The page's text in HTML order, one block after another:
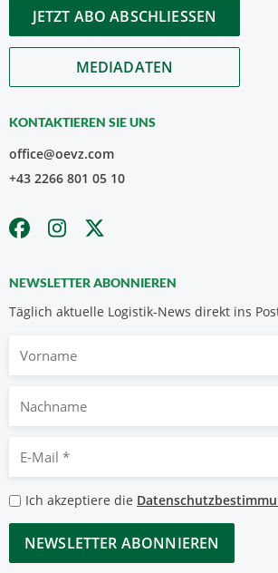
JETZT ABO ABSCHLIESSEN
MEDIADATEN
KONTAKTIEREN SIE UNS
office@oevz.com
+43 2266 801 05 10
NEWSLETTER ABONNIEREN
Täglich aktuelle Logistik-News direkt ins
Vorname
Nachname
Mail
*
Datenschutzbestimmungen
*
Ich akzeptiere die
CAPTCHA